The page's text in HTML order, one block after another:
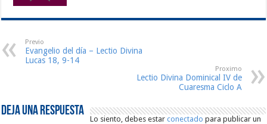
Previo
Evangelio del día – Lectio Divina
Lucas 18, 9-14
Proximo
Lectio Divina Dominical IV de
Cuaresma Ciclo A
Deja una respuesta
Lo siento, debes estarconectado para publicar un